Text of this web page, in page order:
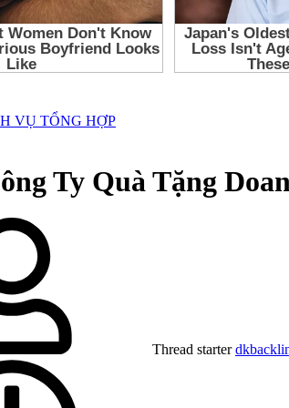
VỤ TỔNG HỢP
Ty Quà Tặng
Thread starter